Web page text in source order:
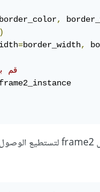
,
)
=border_width,
#